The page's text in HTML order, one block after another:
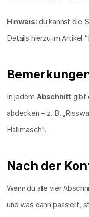
Hinweis: du kannst die
Details hierzu im Artikel
In jedem Abschnitt gibt
abdecken – z. B.
Hallimasch".
Nach der
Wenn du alle vier
und was dann passiert,